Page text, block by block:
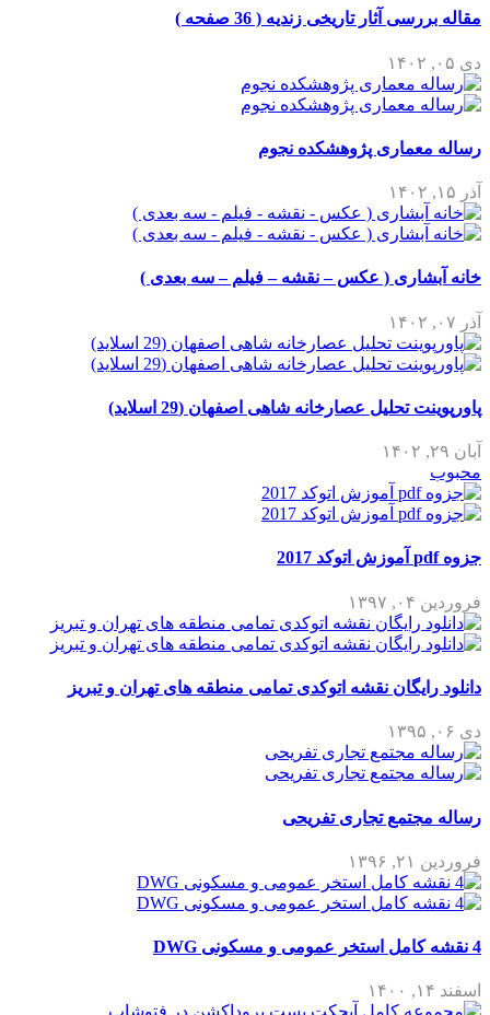
مقاله بررسی آثار تاریخی زندیه ( 36 صفحه )
دی ۰۵, ۱۴۰۲
رساله معماری پژوهشکده نجوم
آذر ۱۵, ۱۴۰۲
خانه آبشاری ( عکس – نقشه – فیلم – سه بعدی )
آذر ۰۷, ۱۴۰۲
پاورپوینت تحلیل عصارخانه شاهی اصفهان (29 اسلاید)
آبان ۲۹, ۱۴۰۲
محبوب
جزوه pdf آموزش اتوکد 2017
فروردین ۰۴, ۱۳۹۷
دانلود رایگان نقشه اتوکدی تمامی منطقه های تهران و تبریز
دی ۰۶, ۱۳۹۵
رساله مجتمع تجاری تفریحی
فروردین ۲۱, ۱۳۹۶
4 نقشه کامل استخر عمومی و مسکونی DWG
اسفند ۱۴, ۱۴۰۰